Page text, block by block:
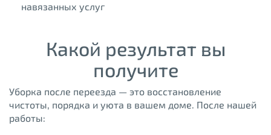
навязанных услуг
Какой результат вы
получите
Уборка после переезда — это восстановление
чистоты, порядка и уюта в вашем доме. После нашей
работы: